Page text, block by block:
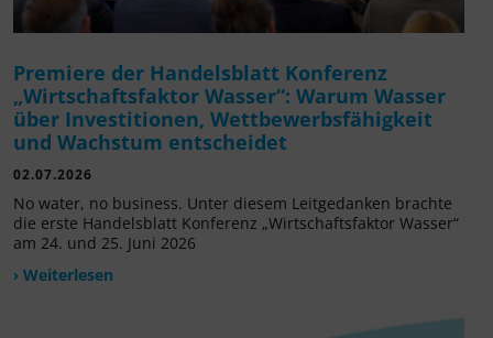
Premiere der Handelsblatt Konferenz
„Wirtschaftsfaktor Wasser“: Warum Wasser
über Investitionen, Wettbewerbsfähigkeit
und Wachstum entscheidet
02.07.2026
No water, no business. Unter diesem Leitgedanken brachte
die erste Handelsblatt Konferenz „Wirtschaftsfaktor Wasser“
am 24. und 25. Juni 2026
› Weiterlesen